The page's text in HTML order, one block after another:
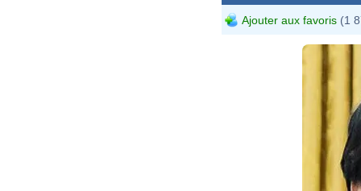
Ajouter aux favoris (1